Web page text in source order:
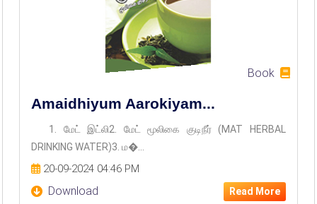
Book
Amaidhiyum Aarokiyam...
1. மேட் இட்லி2. மேட் மூலிகை குடிநீர் (MAT HERBAL
DRINKING WATER)3. ம�...
20-09-2024 04:46 PM
Download Read More